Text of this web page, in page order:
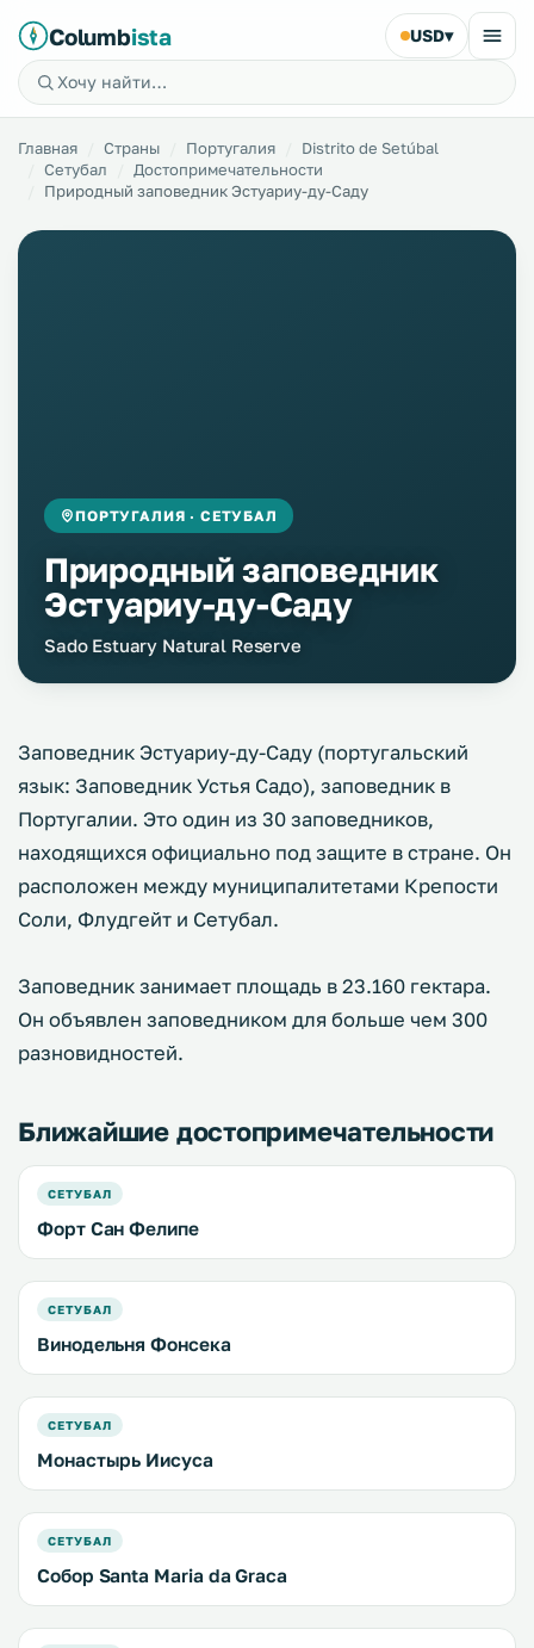
Columbista USD▾
Главная Страны Португалия
Distrito de Setúbal
Сетубал
Достопримечательности
Природный заповедник Эстуариу-ду-Саду
ПОРТУГАЛИЯ · СЕТУБАЛ
Природный заповедник
Эстуариу-ду-Саду
Sado Estuary Natural Reserve
Заповедник Эстуариу-ду-Саду (португальский
язык: Заповедник Устья Садо), заповедник в
Португалии. Это один из 30 заповедников,
находящихся официально под защите в стране. Он
расположен между муниципалитетами Крепости
Соли, Флудгейт и Сетубал.
Заповедник занимает площадь в 23.160 гектара.
Он объявлен заповедником для больше чем 300
разновидностей.
Ближайшие достопримечательности
СЕТУБАЛ
Форт Сан Фелипе
СЕТУБАЛ
Винодельня Фонсека
СЕТУБАЛ
Монастырь Иисуса
СЕТУБАЛ
Собор Santa Maria da Graca